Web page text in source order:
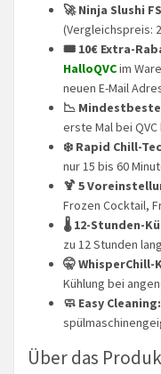
🚀 Ninja Slushi
(Vergleichspreis:
🎟️ 10€ Extra-
HalloQVCim
neuen E-Mail
📉
erste Mal bei
❄️ Rapid Chill-
nur 15 bis 60
🍹 5
Frozen Cocktail,
🌡️ 12-Stunden-
zu 12 Stunden
🤫 WhisperChill-
Kühlung bei
🧼 Easy Cleaning:
Über das